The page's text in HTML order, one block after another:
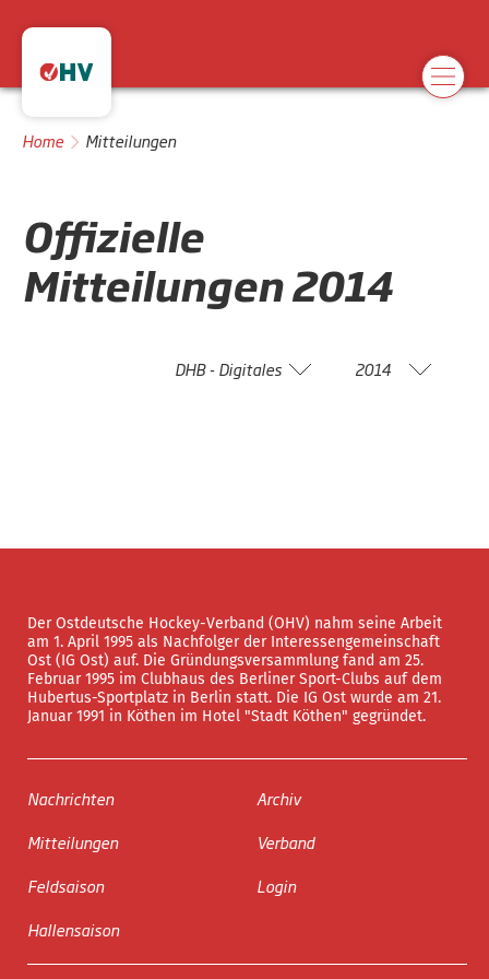
Home Mitteilungen
Offizielle
Mitteilungen2014
DHB - Digitales 2014
Der Ostdeutsche Hockey-Verband (OHV) nahm seine Arbeit
am 1. April 1995 als Nachfolger der Interessengemeinschaft
Ost (IG Ost) auf. Die Gründungsversammlung fand am 25.
Februar 1995 im Clubhaus des Berliner Sport-Clubs auf dem
Hubertus-Sportplatz in Berlin statt. Die IG Ost wurde am 21.
Januar 1991 in Köthen im Hotel "Stadt Köthen" gegründet.
Nachrichten
Mitteilungen
Feldsaison
Hallensaison
Archiv
Verband
Login